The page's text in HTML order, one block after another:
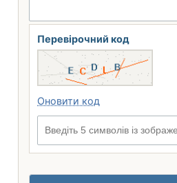
Перевірочний код
Оновити код